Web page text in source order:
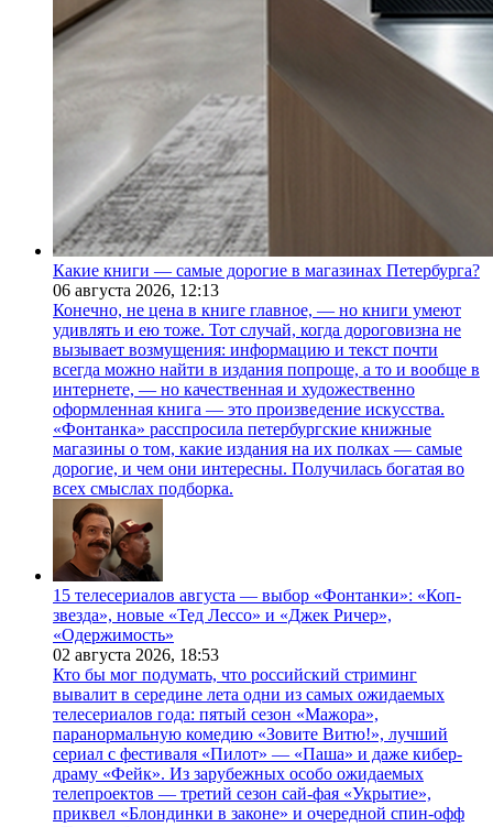
Какие книги — самые дорогие в магазинах Петербурга?
06 августа 2026, 12:13
Конечно, не цена в книге главное, — но книги умеют
удивлять и ею тоже. Тот случай, когда дороговизна не
вызывает возмущения: информацию и текст почти
всегда можно найти в издания попроще, а то и вообще в
интернете, — но качественная и художественно
оформленная книга — это произведение искусства.
«Фонтанка» расспросила петербургские книжные
магазины о том, какие издания на их полках — самые
дорогие, и чем они интересны. Получилась богатая во
всех смыслах подборка.
15 телесериалов августа — выбор «Фонтанки»: «Коп-
звезда», новые «Тед Лессо» и «Джек Ричер»,
«Одержимость»
02 августа 2026, 18:53
Кто бы мог подумать, что российский стриминг
вывалит в середине лета одни из самых ожидаемых
телесериалов года: пятый сезон «Мажора»,
паранормальную комедию «Зовите Витю!», лучший
сериал с фестиваля «Пилот» — «Паша» и даже кибер-
драму «Фейк». Из зарубежных особо ожидаемых
телепроектов — третий сезон сай-фая «Укрытие»,
приквел «Блондинки в законе» и очередной спин-офф